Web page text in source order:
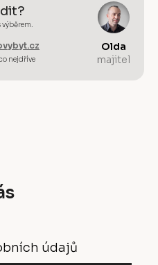
výběrem.
nejdříve
Olda
majitel
údajů